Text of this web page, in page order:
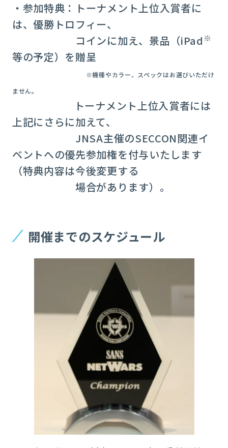
・参加特典：トーナメント上位入賞者に
は、優勝トロフィー、
コインに加え、景品（iPad ※
等の予定）を贈呈
※機種やカラー、スペックはお選びいただけ
ません。
トーナメント上位入賞者には
上記にさらに加えて、
JNSA主催のSECCON関連イ
ベントへの優先参加権を付与いたします
（特典内容は今後変更する
場合があります）。
開催までのスケジュール